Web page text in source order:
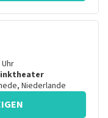
Uhr
, Niederlande